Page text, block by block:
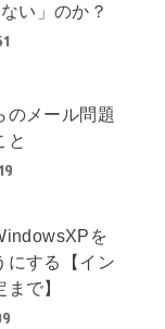
い」のか？
メール問題
と
を
にする【イン
で】